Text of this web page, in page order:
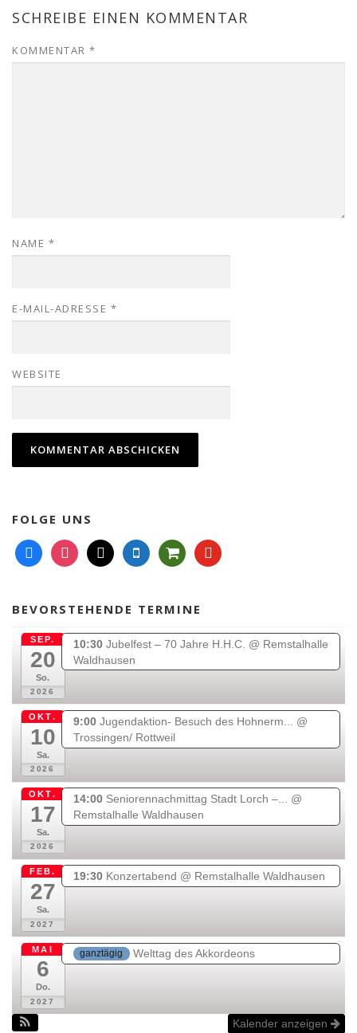
SCHREIBE EINEN KOMMENTAR
KOMMENTAR *
NAME *
E-MAIL-ADRESSE *
WEBSITE
FOLGE UNS
f
a
e
o
i
n
t
g
r
m
m
a
l
m
o
e
s
h
p
c
r
y
o
t
b
BEVORSTEHENDE TERMINE
SEP.
20
So.
2026
10:30 Jubelfest – 70 Jahre H.H.C. @ Remstalhalle
Waldhausen
OKT.
10
Sa.
2026
9:00 Jugendaktion- Besuch des Hohnerm... @
Trossingen/ Rottweil
OKT.
17
Sa.
2026
14:00 Seniorennachmittag Stadt Lorch –... @
Remstalhalle Waldhausen
FEB.
27
Sa.
2027
19:30 Konzertabend @ Remstalhalle Waldhausen
MAI
6
Do.
2027
ganztägig Welttag des Akkordeons
Kalender anzeigen